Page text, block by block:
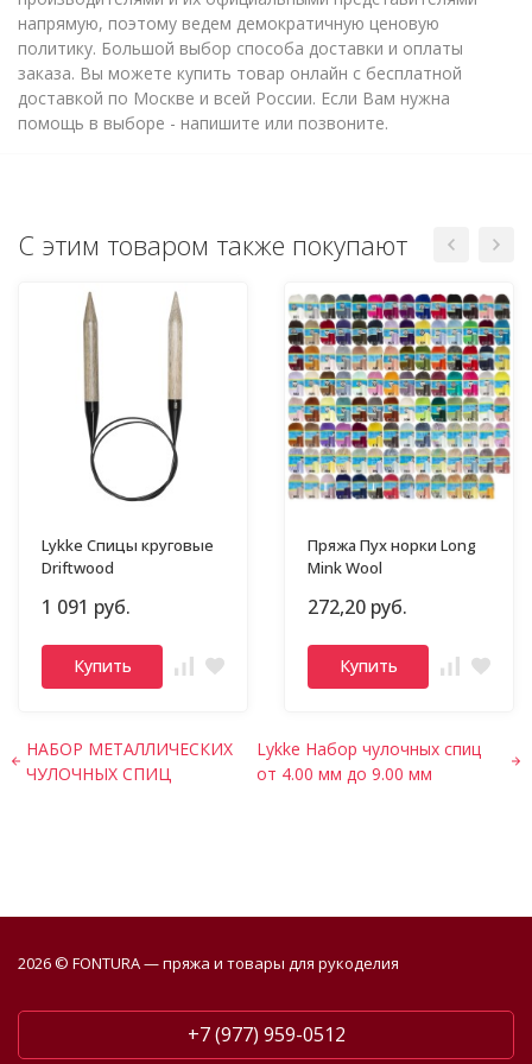
напрямую, поэтому ведем демократичную ценовую
политику. Большой выбор способа доставки и оплаты
заказа. Вы можете купить товар онлайн с бесплатной
доставкой по Москве и всей России. Если Вам нужна
помощь в выборе - напишите или позвоните.
С этим товаром также покупают
Lykke Спицы круговые
Driftwood
1 091 руб.
Купить
Пряжа Пух норки Long
Mink Wool
272,20 руб.
Купить
НАБОР МЕТАЛЛИЧЕСКИХ
ЧУЛОЧНЫХ СПИЦ
Lykke Набор чулочных спиц
от 4.00 мм до 9.00 мм
2026 © FONTURA — пряжа и товары для рукоделия
+7 (977) 959-0512